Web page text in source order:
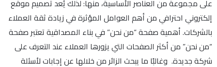
على مجموعة من العناصر الأساسية، منها: لذلك يُعد تصميم موقع
إلكتروني احترافي من أهم العوامل المؤثرة في زيادة ثقة العملاء
بالشركات. أهمية صفحة “من نحن” في بناء المصداقية تعتبر صفحة
“من نحن” من أكثر الصفحات التي يزورها العملاء عند التعرف على
شركة جديدة. وغالبًا ما يبحث الزائر من خلالها عن إجابات لأسئلة